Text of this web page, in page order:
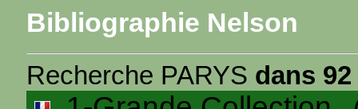
Bibliographie Nelson
Recherche PARYS dans